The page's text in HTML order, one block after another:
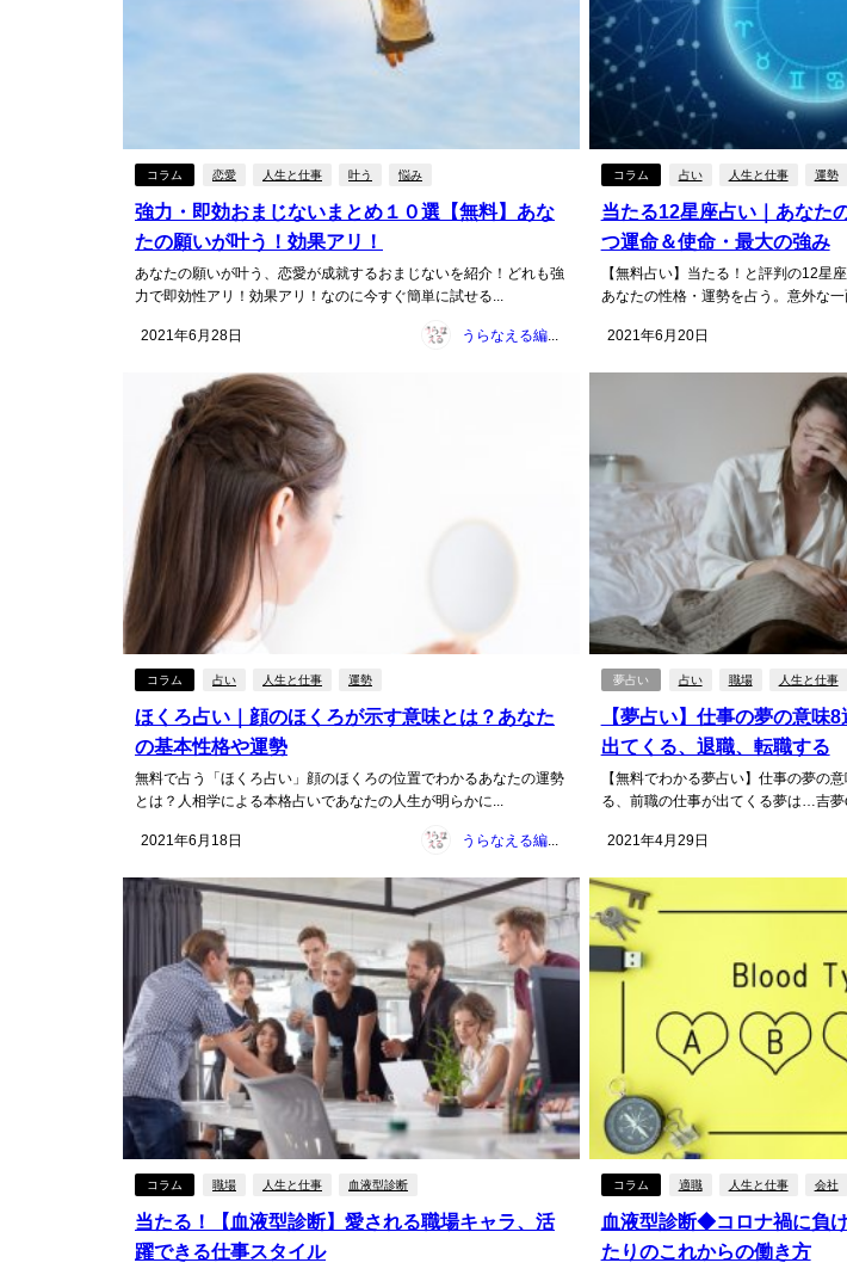
コラム 恋愛 人生と仕事 叶う 悩み
強力・即効おまじないまとめ１０選【無料】あな
たの願いが叶う！効果アリ！
あなたの願いが叶う、恋愛が成就するおまじないを紹介！どれも強
力で即効性アリ！効果アリ！なのに今すぐ簡単に試せる...
2021年6月28日 うらなえる編集部
コラム 占い 人生と仕事 運勢
当たる12星座占い｜あなた
つ運命＆使命・最大の強み
【無料占い】当たる！と評判の12星
あなたの性格・運勢を占う。意外な一
2021年6月20日
コラム 占い 人生と仕事 運勢
ほくろ占い｜顔のほくろが示す意味とは？あなた
の基本性格や運勢
無料で占う「ほくろ占い」顔のほくろの位置でわかるあなたの運勢
とは？人相学による本格占いであなたの人生が明らかに...
2021年6月18日 うらなえる編集部
夢占い 占い 職場 人生と仕事
【夢占い】仕事の夢の意味
出てくる、退職、転職する
【無料でわかる夢占い】仕事の夢の
る、前職の仕事が出てくる夢は…吉夢
2021年4月29日
コラム 職場 人生と仕事 血液型診断
当たる！【血液型診断】愛される職場キャラ、活
躍できる仕事スタイル
コラム 適職 人生と仕事 会社
血液型診断◆コロナ禍に負
たりのこれからの働き方